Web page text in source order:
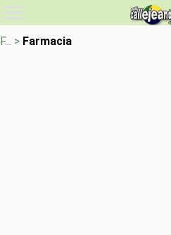
F... > Farmacia